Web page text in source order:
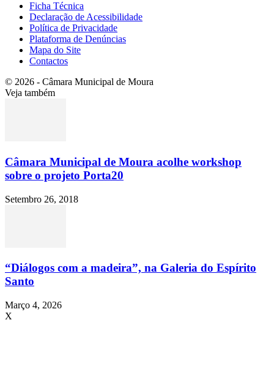
Ficha Técnica
Declaração de Acessibilidade
Política de Privacidade
Plataforma de Denúncias
Mapa do Site
Contactos
© 2026 - Câmara Municipal de Moura
Veja também
Câmara Municipal de Moura acolhe workshop
sobre o projeto Porta20
Setembro 26, 2018
“Diálogos com a madeira”, na Galeria do Espírito
Santo
Março 4, 2026
X